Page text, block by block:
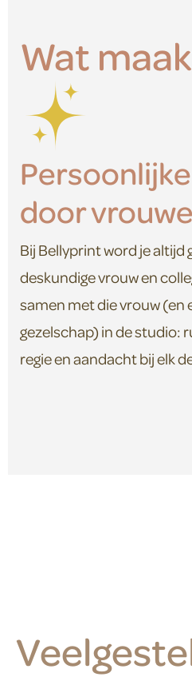
Wat
door
Bij Bellyprint word je altijd
deskundige vrouw en
samen met die vrouw (en
gezelschap) in de studio:
regie en aandacht bij elk